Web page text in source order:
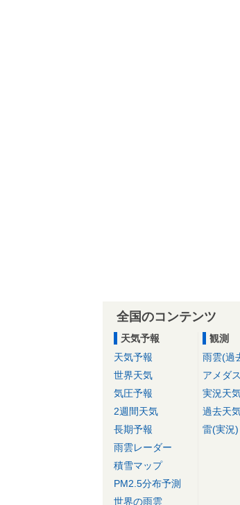
全国のコンテンツ
天気予報
天気予報
世界天気
気圧予報
2週間天気
長期予報
雨雲レーダー
積雪マップ
PM2.5分布予測
世界の雨雲
観測
雨雲(過
アメダ
実況天
過去天
雷(実況)